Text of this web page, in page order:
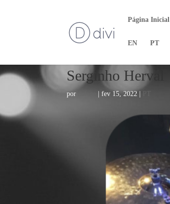
Página Inicial
EN PT
Serginho Herval
por |fev 15, 2022